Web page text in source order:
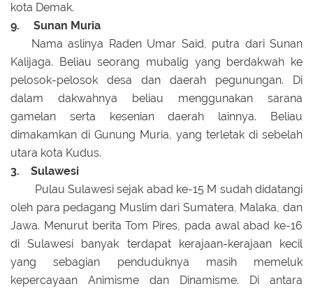
kota Demak.
9. Sunan Muria
Nama aslinya Raden Umar Said, putra dari Sunan
Kalijaga. Beliau seorang mubalig yang berdakwah ke
pelosok-pelosok desa dan daerah pegunungan. Di
dalam dakwahnya beliau menggunakan sarana
gamelan serta kesenian daerah lainnya. Beliau
dimakamkan di Gunung Muria, yang terletak di sebelah
utara kota Kudus.
3. Sulawesi
Pulau Sulawesi sejak abad ke-15 M sudah didatangi
oleh para pedagang Muslim dari Sumatera, Malaka, dan
Jawa. Menurut berita Tom Pires, pada awal abad ke-16
di Sulawesi banyak terdapat kerajaan-kerajaan kecil
yang sebagian penduduknya masih memeluk
kepercayaan Animisme dan Dinamisme. Di antara